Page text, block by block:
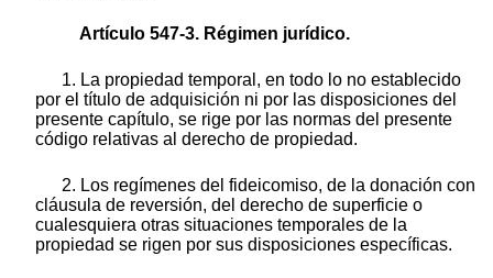
Artículo 547-3. Régimen jurídico.
1. La propiedad temporal, en todo lo no establecido
por el título de adquisición ni por las disposiciones del
presente capítulo, se rige por las normas del presente
código relativas al derecho de propiedad.
2. Los regímenes del fideicomiso, de la donación con
cláusula de reversión, del derecho de superficie o
cualesquiera otras situaciones temporales de la
propiedad se rigen por sus disposiciones específicas.